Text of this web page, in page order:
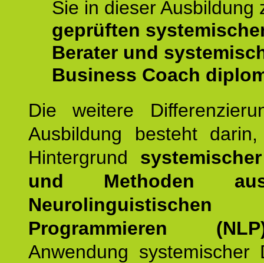
Sie in dieser Ausbildung
geprüften
Berater und
Business Coach
Die weitere
Ausbildung besteht
Hintergrund
und Methoden
Neurolinguistischen
Programmieren
Anwendung systemischer